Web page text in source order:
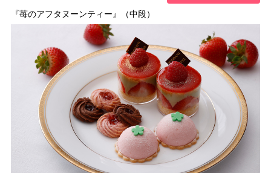
『苺のアフタヌーンティー』（中段）